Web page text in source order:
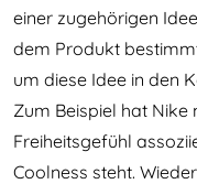
einer zugehörigen
dem Produkt
um diese Idee in den
Zum Beispiel hat Nike
Freiheitsgefühl
Coolness steht.